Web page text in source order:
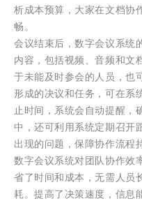
析成本预算，大家在文档协
畅。
会议结束后，数字会议系统
内容，包括视频、音频和文
于未能及时参会的人员，也
形成的决议和任务，可在系
止时间，系统会自动提醒，
中，还可利用系统定期召开
出现的问题，保障协作流程
数字会议系统对团队协作效
省了时间和成本，无需人员
耗。提高了决策速度，信息